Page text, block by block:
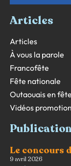
Articles
Articles
À vous la parole
Francofête
Fête nationale
Outaouais en fête
Vidéos
Le concours
9 avril 2026